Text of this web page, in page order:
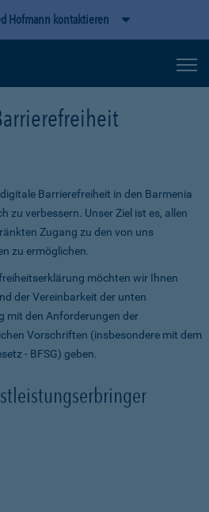
Hofmann kontaktieren
Barrierefreiheit in den Barmenia
zu verbessern. Unser Ziel ist es, allen
Zugang zu den von uns
zu ermöglichen.
möchten wir Ihnen
der Vereinbarkeit der unten
mit den Anforderungen der
Vorschriften (insbesondere mit dem
- BFSG) geben.